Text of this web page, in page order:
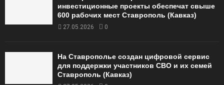
инвестиционные проекты обеспечат свыше
600 рабочих мест Ставрополь (Кавказ)
27.05.2026 0
На Ставрополье создан цифровой сервис
для поддержки участников СВО и их семей
Ставрополь (Кавказ)